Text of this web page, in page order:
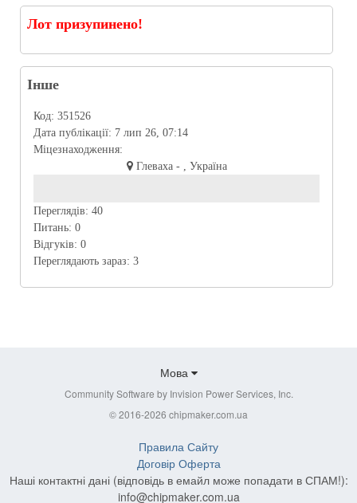
Лот призупинено!
Інше
Код: 351526
Дата публікації: 7 лип 26, 07:14
Міцезнаходження:
Глеваха - , Україна
Переглядів: 40
Питань: 0
Відгуків: 0
Переглядають зараз: 3
Мова
Community Software by Invision Power Services, Inc.
© 2016-2026 chipmaker.com.ua
Правила Сайту
Договір Оферта
Наші контактні дані (відповідь в емайл може попадати в СПАМ!):
info@chipmaker.com.ua